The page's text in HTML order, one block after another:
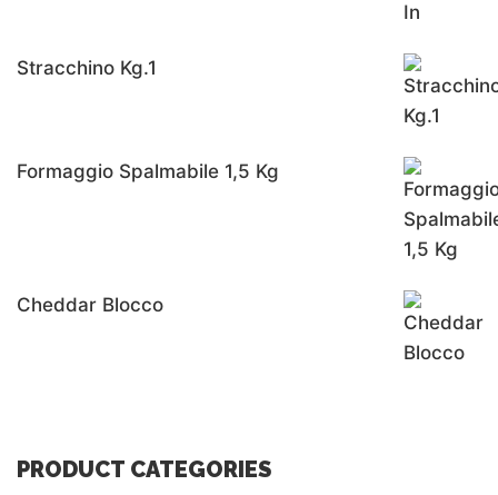
Stracchino Kg.1
Formaggio Spalmabile 1,5 Kg
Cheddar Blocco
PRODUCT CATEGORIES